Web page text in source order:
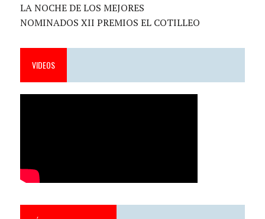
LA NOCHE DE LOS MEJORES
NOMINADOS XII PREMIOS EL COTILLEO
VIDEOS